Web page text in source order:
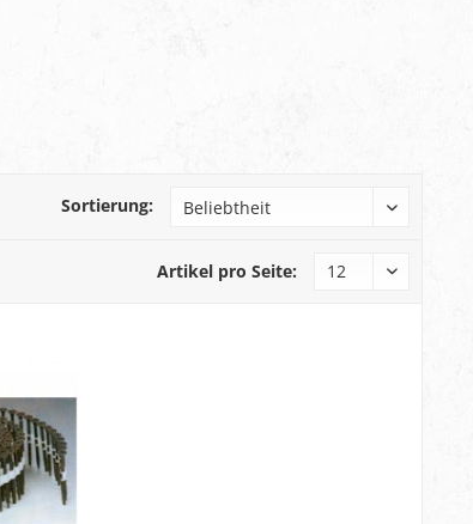
Sortierung:
Artikel pro Seite: